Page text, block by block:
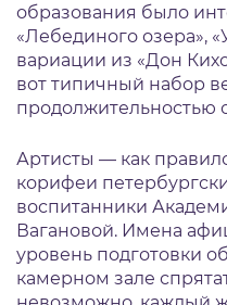
образования было
«Лебединого озера»,
вариации из «Дон
вот типичный набор
продолжительностью
Артисты — как
корифеи
воспитанники
Вагановой. Имена
уровень подготовки
камерном зале